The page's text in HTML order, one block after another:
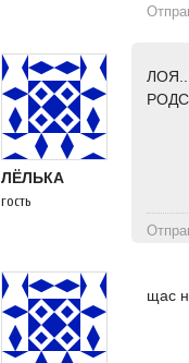
ЛЁЛЬКА
гость
щас